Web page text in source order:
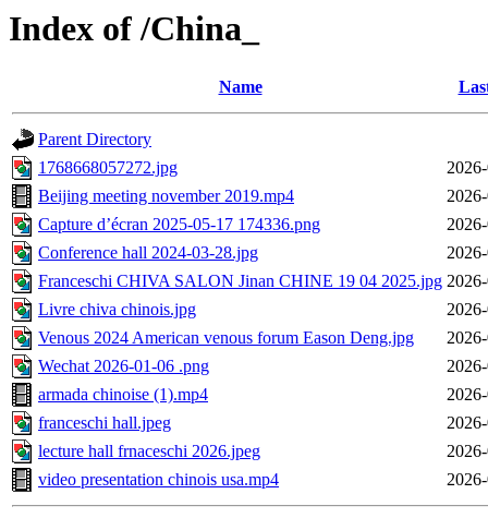
Index of /China_
Name
Parent Directory
1768668057272.jpg
Beijing meeting november 2019.mp4
Capture d’écran 2025-05-17 174336.png
Conference hall 2024-03-28.jpg
Franceschi CHIVA SALON Jinan CHINE 19 04 2025.jpg
Livre chiva chinois.jpg
Venous 2024 American venous forum Eason Deng.jpg
Wechat 2026-01-06 .png
armada chinoise (1).mp4
franceschi hall.jpeg
lecture hall frnaceschi 2026.jpeg
video presentation chinois usa.mp4